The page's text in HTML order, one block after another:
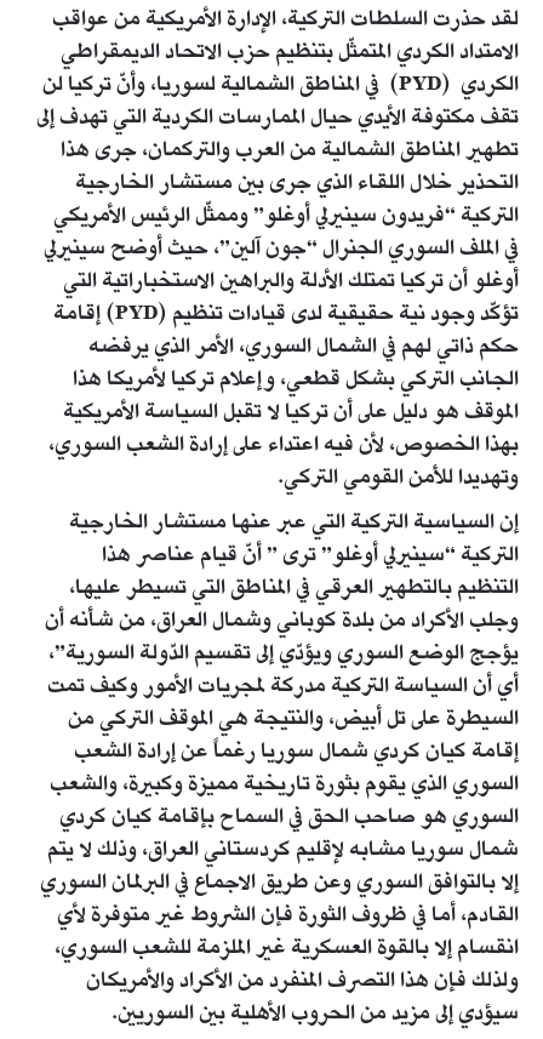
لقد حذرت السلطات التركية، الإدارة الأمريكية من عواقب
الامتداد الكردي المتمثّل بتنظيم حزب الاتحاد الديمقراطي
الكردي (PYD) في المناطق الشمالية لسوريا، وأنّ تركيا لن
تقف مكتوفة الأيدي حيال الممارسات الكردية التي تهدف إلى
تطهير المناطق الشمالية من العرب والتركمان، جرى هذا
التحذير خلال اللقاء الذي جرى بين مستشار الخارجية
التركية “فريدون سينيرلي أوغلو” وممثّل الرئيس الأمريكي
في الملف السوري الجنرال “جون آلين”، حيث أوضح سينيرلي
أوغلو أن تركيا تمتلك الأدلة والبراهين الاستخباراتية التي
تؤكّد وجود نية حقيقية لدى قيادات تنظيم (PYD) إقامة
حكم ذاتي لهم في الشمال السوري، الأمر الذي يرفضه
الجانب التركي بشكل قطعي، وإعلام تركيا لأمريكا هذا
الموقف هو دليل على أن تركيا لا تقبل السياسة الأمريكية
بهذا الخصوص، لأن فيه اعتداء على إرادة الشعب السوري،
وتهديدا للأمن القومي التركي.
إن السياسية التركية التي عبر عنها مستشار الخارجية
التركية “سينيرلي أوغلو” ترى ” أنّ قيام عناصر هذا
التنظيم بالتطهير العرقي في المناطق التي تسيطر عليها،
وجلب الأكراد من بلدة كوباني وشمال العراق، من شأنه أن
يؤجج الوضع السوري ويؤدّي إلى تقسيم الدّولة السورية”،
أي أن السياسة التركية مدركة لمجريات الأمور وكيف تمت
السيطرة على تل أبيض، والنتيجة هي الموقف التركي من
إقامة كيان كردي شمال سوريا رغماً عن إرادة الشعب
السوري الذي يقوم بثورة تاريخية مميزة وكبيرة، والشعب
السوري هو صاحب الحق في السماح بإقامة كيان كردي
شمال سوريا مشابه لإقليم كردستاني العراق، وذلك لا يتم
إلا بالتوافق السوري وعن طريق الاجماع في البرلمان السوري
القادم، أما في ظروف الثورة فإن الشروط غير متوفرة لأي
انقسام إلا بالقوة العسكرية غير الملزمة للشعب السوري،
ولذلك فإن هذا التصرف المنفرد من الأكراد والأمريكان
سيؤدي إلى مزيد من الحروب الأهلية بين السوريين.